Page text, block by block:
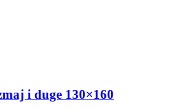
i duge 130×160